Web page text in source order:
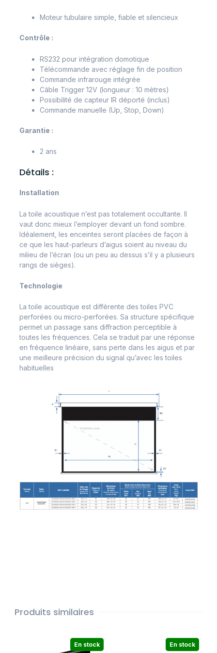
Moteur tubulaire simple, fiable et silencieux
Contrôle :
RS232 pour intégration domotique
Télécommande avec réglage fin de position
Commande infrarouge intégrée
Câble Trigger 12V (longueur : 10 mètres)
Possibilité de capteur IR déporté (inclus)
Commande manuelle (Up, Stop, Down)
Garantie :
2 ans
Détails :
Installation
La toile acoustique n’est pas totalement occultante. Il
vaut donc mieux l’employer devant un fond sombre.
Idéalement, les enceintes seront placées de façon à
ce que les haut-parleurs d’aigus soient au niveau du
milieu de l’écran (ou un peu au dessus s’il y a plusieurs
rangs de sièges).
Technologie
La toile acoustique est différente des toiles PVC
perforées ou micro-perforées. Sa structure spécifique
permet un passage sans diffraction perceptible à
toutes les fréquences. Cela se traduit par une réponse
en fréquence linéaire, sans perte dans les aigus et par
une meilleure précision du signal qu’avec les toiles
habituelles
Produits similaires
En stock En stock